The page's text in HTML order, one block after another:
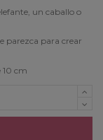
un caballo o
parezca para crear
cm